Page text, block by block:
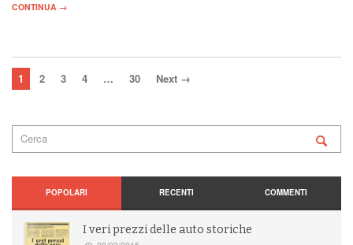
CONTINUA →
1 2 3 4 … 30 Next →
POPOLARI RECENTI COMMENTI
I veri prezzi delle auto storiche